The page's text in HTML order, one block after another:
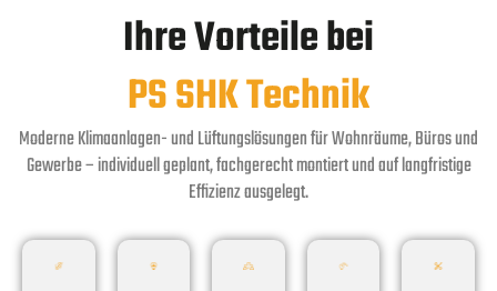
Ihre Vorteile bei
PS SHK Technik
Moderne Klimaanlagen- und Lüftungslösungen für Wohnräume, Büros und
Gewerbe – individuell geplant, fachgerecht montiert und auf langfristige
Effizienz ausgelegt.